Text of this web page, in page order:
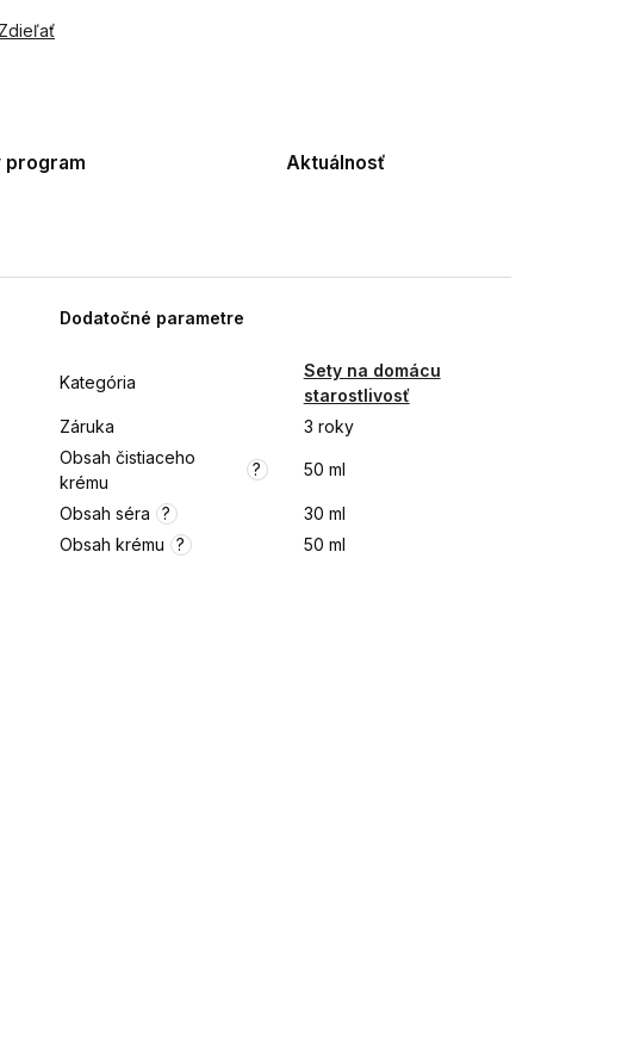
Zdieľať
program Aktuálnosť
Dodatočné parametre
Kategória
Sety na domácu
starostlivosť
Záruka
3 roky
?
Obsah čistiaceho
krému
50 ml
?
Obsah séra
30 ml
?
Obsah krému 50 ml